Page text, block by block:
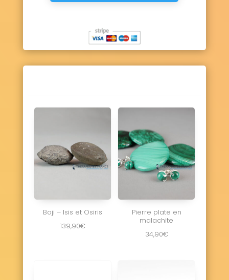
Boji – Isis et Osiris
139,90€
Pierre plate en
malachite
34,90€